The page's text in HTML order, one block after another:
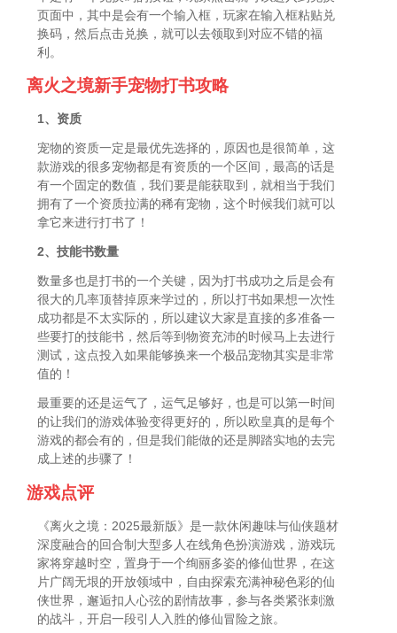
页面中，其中是会有一个输入框，玩家在输入框粘贴兑
换码，然后点击兑换，就可以去领取到对应不错的福
利。
离火之境新手宠物打书攻略
1、资质
宠物的资质一定是最优先选择的，原因也是很简单，这
款游戏的很多宠物都是有资质的一个区间，最高的话是
有一个固定的数值，我们要是能获取到，就相当于我们
拥有了一个资质拉满的稀有宠物，这个时候我们就可以
拿它来进行打书了！
2、技能书数量
数量多也是打书的一个关键，因为打书成功之后是会有
很大的几率顶替掉原来学过的，所以打书如果想一次性
成功都是不太实际的，所以建议大家是直接的多准备一
些要打的技能书，然后等到物资充沛的时候马上去进行
测试，这点投入如果能够换来一个极品宠物其实是非常
值的！
最重要的还是运气了，运气足够好，也是可以第一时间
的让我们的游戏体验变得更好的，所以欧皇真的是每个
游戏的都会有的，但是我们能做的还是脚踏实地的去完
成上述的步骤了！
游戏点评
《离火之境：2025最新版》是一款休闲趣味与仙侠题材
深度融合的回合制大型多人在线角色扮演游戏，游戏玩
家将穿越时空，置身于一个绚丽多姿的修仙世界，在这
片广阔无垠的开放领域中，自由探索充满神秘色彩的仙
侠世界，邂逅扣人心弦的剧情故事，参与各类紧张刺激
的战斗，开启一段引人入胜的修仙冒险之旅。